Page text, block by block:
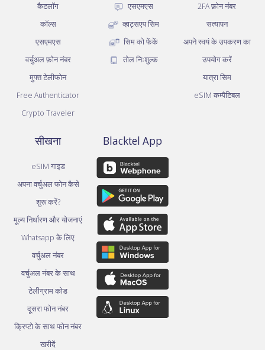
कैटलॉग
कॉल्स
एसएमएस
वर्चुअल फ़ोन नंबर
मुफ्त टेलीफोन
Free Authenticator
Crypto Traveler
एसएमएस
व्हाट्सएप सिम
सिम को फेंकें
तोल निःशुल्क
2FA फ़ोन नंबर
सत्यापन
अपने स्वयं के उपकरण का
उपयोग करें
यात्रा सिम
eSIM कम्पैटिबल
सीखना
eSIM गाइड
अपना वर्चुअल फोन कैसे
शुरू करें?
मूल्य निर्धारण और योजनाएं
Whatsapp के लिए
वर्चुअल नंबर
वर्चुअल नंबर के साथ
टेलीग्राम कोड
दूसरा फोन नंबर
क्रिप्टो के साथ फोन नंबर
खरीदें
Blacktel App